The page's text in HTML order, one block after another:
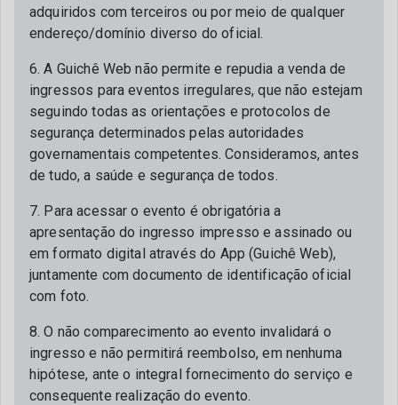
adquiridos com terceiros ou por meio de qualquer
endereço/domínio diverso do oficial.
6. A Guichê Web não permite e repudia a venda de
ingressos para eventos irregulares, que não estejam
seguindo todas as orientações e protocolos de
segurança determinados pelas autoridades
governamentais competentes. Consideramos, antes
de tudo, a saúde e segurança de todos.
7. Para acessar o evento é obrigatória a
apresentação do ingresso impresso e assinado ou
em formato digital através do App (Guichê Web),
juntamente com documento de identificação oficial
com foto.
8. O não comparecimento ao evento invalidará o
ingresso e não permitirá reembolso, em nenhuma
hipótese, ante o integral fornecimento do serviço e
consequente realização do evento.